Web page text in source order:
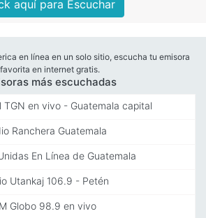
aquí para Escuchar
en línea en un solo sitio, escucha tu emisora
favorita en internet gratis.
más escuchadas
TGN en vivo - Guatemala capital
Ranchera Guatemala
En Línea de Guatemala
Utankaj 106.9 - Petén
Globo 98.9 en vivo